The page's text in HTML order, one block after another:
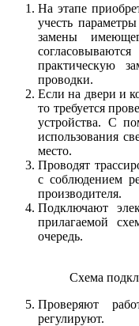
На этапе
учесть
замены
практическую
проводки.
Если на двери и
то требуется
устройства. С
использования
место.
Проводят
с соблюдением
производителя.
Подключают
прилагаемой
очередь.
Схема
Проверяют
регулируют.